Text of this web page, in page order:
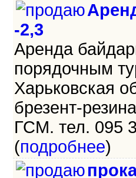
-2,3
Аренда
порядочным
Харьковская
брезент-
ГСМ. тел. 095
(подробнее)